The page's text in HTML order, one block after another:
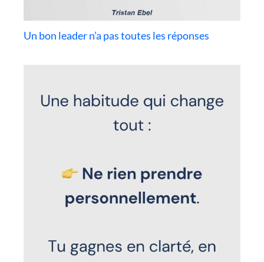
Un bon leader n’a pas toutes les réponses